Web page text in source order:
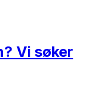
Vi søker